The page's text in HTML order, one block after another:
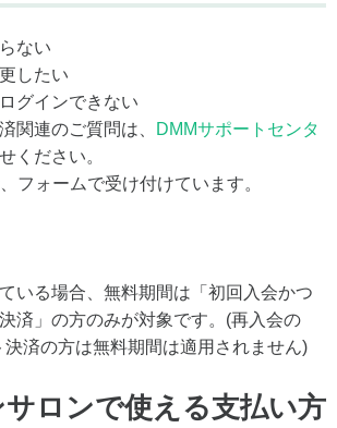
ない
したい
グインできない
関連のご質問は、
DMMサポートセンタ
ください。
フォームで受け付けています。
いる場合、無料期間は「初回入会かつ
済」の方のみが対象です。(再入会の
済の方は無料期間は適用されません)
ロンで使える支払い方